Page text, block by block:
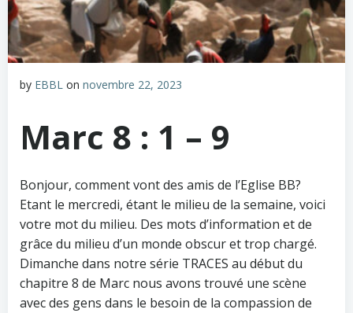
by EBBL on novembre 22, 2023
Marc 8 : 1 – 9
Bonjour, comment vont des amis de l’Eglise BB?
Etant le mercredi, étant le milieu de la semaine, voici
votre mot du milieu. Des mots d’information et de
grâce du milieu d’un monde obscur et trop chargé.
Dimanche dans notre série TRACES au début du
chapitre 8 de Marc nous avons trouvé une scène
avec des gens dans le besoin de la compassion de